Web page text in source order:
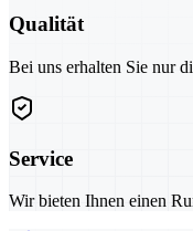
Qualität
Bei uns erhalten Sie nur
Service
Wir bieten Ihnen einen